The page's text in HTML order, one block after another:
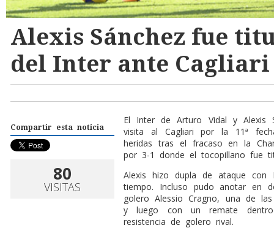
Alexis Sánchez fue
del Inter ante Cagliari
Compartir esta noticia
80
VISITAS
El Inter de Arturo Vidal y Alexis
visita al Cagliari por la 11ª
heridas tras el fracaso en la
por 3-1 donde el tocopillano fue
Alexis hizo dupla de ataque
tiempo. Incluso pudo anotar en
golero Alessio Cragno, una de
y luego con un remate
resistencia de golero rival.